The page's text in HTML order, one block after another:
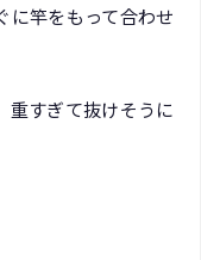
に竿をもって合わせ
重すぎて抜けそうに